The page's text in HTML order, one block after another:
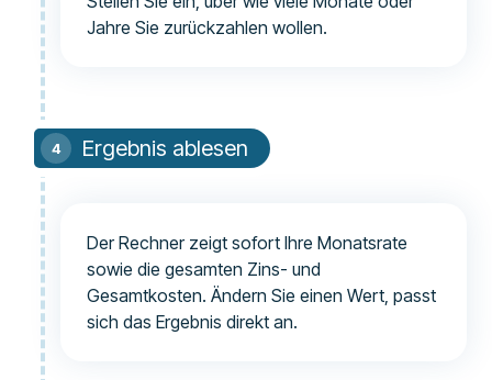
Jahre Sie zurückzahlen wollen.
Ergebnis ablesen
Der Rechner zeigt sofort Ihre Monatsrate
sowie die gesamten Zins- und
Gesamtkosten. Ändern Sie einen Wert, passt
sich das Ergebnis direkt an.